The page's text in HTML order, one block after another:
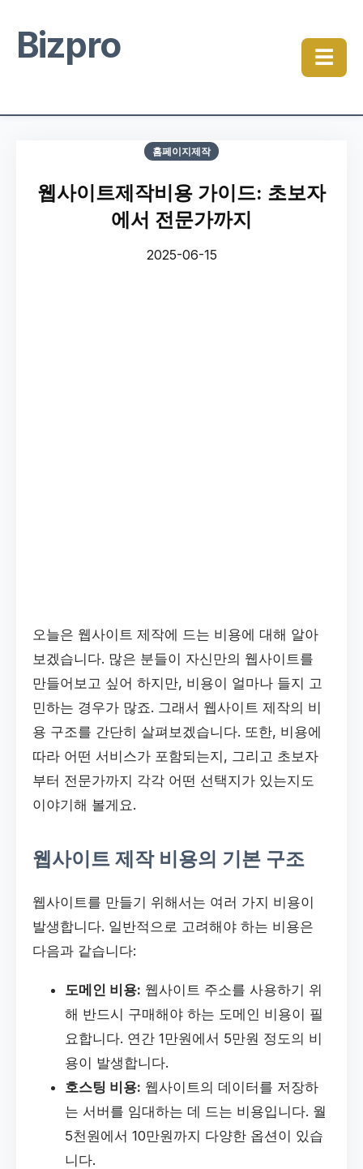
Bizpro ☰
홈페이지제작
웹사이트제작비용 가이드: 초보자
에서 전문가까지
2025-06-15
오늘은 웹사이트 제작에 드는 비용에 대해 알아
보겠습니다. 많은 분들이 자신만의 웹사이트를
만들어보고 싶어 하지만, 비용이 얼마나 들지 고
민하는 경우가 많죠. 그래서 웹사이트 제작의 비
용 구조를 간단히 살펴보겠습니다. 또한, 비용에
따라 어떤 서비스가 포함되는지, 그리고 초보자
부터 전문가까지 각각 어떤 선택지가 있는지도
이야기해 볼게요.
웹사이트 제작 비용의 기본 구조
웹사이트를 만들기 위해서는 여러 가지 비용이
발생합니다. 일반적으로 고려해야 하는 비용은
다음과 같습니다:
도메인 비용: 웹사이트 주소를 사용하기 위
해 반드시 구매해야 하는 도메인 비용이 필
요합니다. 연간 1만원에서 5만원 정도의 비
용이 발생합니다.
호스팅 비용: 웹사이트의 데이터를 저장하
는 서버를 임대하는 데 드는 비용입니다. 월
5천원에서 10만원까지 다양한 옵션이 있습
니다.